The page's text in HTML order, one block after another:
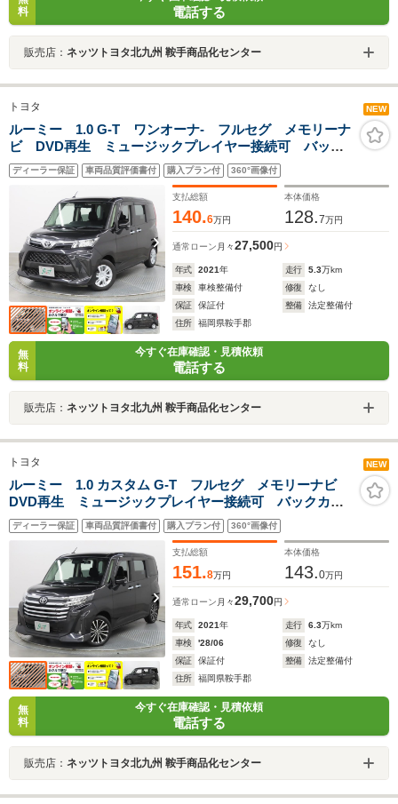
料
電話する
販売店： ネッツトヨタ北九州 鞍手商品化センター
トヨタ NEW
ルーミー 1.0 G-T ワンオーナ- フルセグ メモリーナ
ビ DVD再生 ミュージックプレイヤー接続可 バック
カメラ 衝突被害軽減システム ETC 両側電動スライ
ド LEDヘッドランプ アイドリングストップ
ディーラー保証 車両品質評価書付 購入プラン付 360°画像付
支払総額
140.6万円
本体価格
128.7万円
通常ローン 月々27,500円
年式 2021年 走行 5.3万km
車検
車検整備付 修復
なし
保証
保証付 整備
法定整備付
住所
福岡県鞍手郡
無
料
今すぐ在庫確認・見積依頼
電話する
販売店： ネッツトヨタ北九州 鞍手商品化センター
トヨタ NEW
ルーミー 1.0 カスタム G-T フルセグ メモリーナビ
DVD再生 ミュージックプレイヤー接続可 バックカメ
ラ 車線逸脱警報 衝突被害軽減システム ETC ドラ
レコ 両側電動スライド LEDヘッドランプ アイドリ
ングストップ
ディーラー保証 車両品質評価書付 購入プラン付 360°画像付
支払総額
151.8万円
本体価格
143.0万円
通常ローン 月々29,700円
年式 2021年 走行 6.3万km
車検
'28/06 修復
なし
保証
保証付 整備
法定整備付
住所
福岡県鞍手郡
無
料
今すぐ在庫確認・見積依頼
電話する
販売店： ネッツトヨタ北九州 鞍手商品化センター